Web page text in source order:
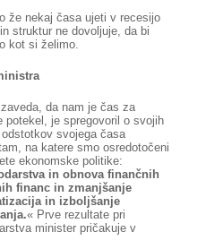
že nekaj časa ujeti v recesijo
struktur ne dovoljuje, da bi
kot si želimo.
da nam je čas za
potekel, je spregovoril o svojih
svojega časa
na katere smo osredotočeni
ekonomske politike:
in obnova finančnih
financ in zmanjšanje
in izboljšanje
« Prve rezultate pri
minister pričakuje v